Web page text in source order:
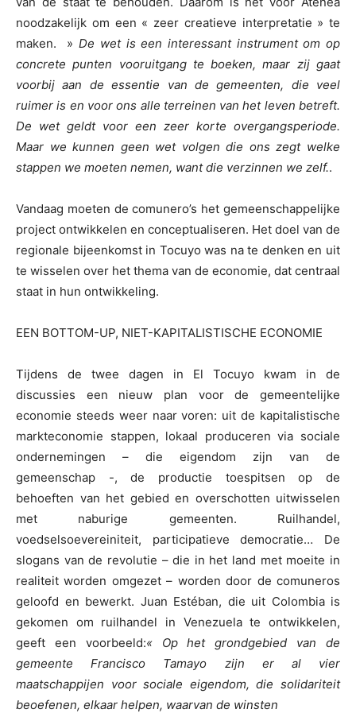
noodzakelijk om een « zeer creatieve interpretatie » te
maken. »De wet is een interessant instrument om op
concrete punten vooruitgang te boeken, maar zij gaat
voorbij aan de essentie van de gemeenten, die veel
ruimer is en voor ons alle terreinen van het leven betreft.
De wet geldt voor een zeer korte overgangsperiode.
Maar we kunnen geen wet volgen die ons zegt welke
stappen we moeten nemen, want die verzinnen we zelf..
Vandaag moeten de comunero’s het gemeenschappelijke
project ontwikkelen en conceptualiseren. Het doel van de
regionale bijeenkomst in Tocuyo was na te denken en uit
te wisselen over het thema van de economie, dat centraal
staat in hun ontwikkeling.
EEN BOTTOM-UP, NIET-KAPITALISTISCHE ECONOMIE
Tijdens de twee dagen in El Tocuyo kwam in de
discussies een nieuw plan voor de gemeentelijke
economie steeds weer naar voren: uit de kapitalistische
markteconomie stappen, lokaal produceren via sociale
ondernemingen – die eigendom zijn van de
gemeenschap -, de productie toespitsen op de
behoeften van het gebied en overschotten uitwisselen
met naburige gemeenten. Ruilhandel,
voedselsoevereiniteit, participatieve democratie… De
slogans van de revolutie – die in het land met moeite in
realiteit worden omgezet – worden door de comuneros
geloofd en bewerkt. Juan Estéban, die uit Colombia is
gekomen om ruilhandel in Venezuela te ontwikkelen,
geeft een voorbeeld:« Op het grondgebied van de
gemeente Francisco Tamayo zijn er al vier
maatschappijen voor sociale eigendom, die solidariteit
beoefenen, elkaar helpen, waarvan de winsten